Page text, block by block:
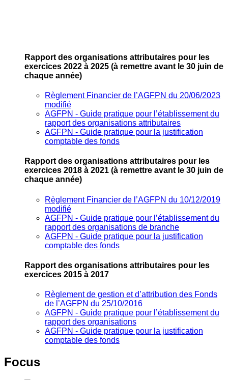
Rapport des organisations attributaires pour les
exercices 2022 à 2025 (à remettre avant le 30 juin de
chaque année)
Règlement Financier de l’AGFPN du 20/06/2023
modifié
AGFPN ‐ Guide pratique pour l’établissement du
rapport des organisations attributaires
AGFPN ‐ Guide pratique pour la justification
comptable des fonds
Rapport des organisations attributaires pour les
exercices 2018 à 2021 (à remettre avant le 30 juin de
chaque année)
Règlement Financier de l’AGFPN du 10/12/2019
modifié
AGFPN ‐ Guide pratique pour l’établissement du
rapport des organisations de branche
AGFPN ‐ Guide pratique pour la justification
comptable des fonds
Rapport des organisations attributaires pour les
exercices 2015 à 2017
Règlement de gestion et d’attribution des Fonds
de l’AGFPN du 25/10/2016
AGFPN ‐ Guide pratique pour l’établissement du
rapport des organisations
AGFPN ‐ Guide pratique pour la justification
comptable des fonds
Focus